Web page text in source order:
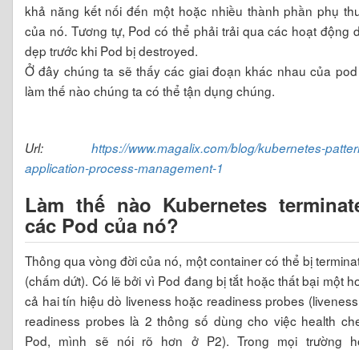
khả năng kết nối đến một hoặc nhiều thành phần phụ
của nó. Tương tự, Pod có thể phải trải qua các hoạt động
dẹp trước khi Pod bị destroyed.
Ở đây chúng ta sẽ thấy các giai đoạn khác nhau của
làm thế nào chúng ta có thể tận dụng chúng.
Url: https://www.magalix.com/blog/kubernetes-
application-process-management-1
Làm thế nào Kubernetes
các Pod của nó?
Thông qua vòng đời của nó, một container có thể bị
(chấm dứt). Có lẽ bởi vì Pod đang bị tắt hoặc thất bại một
cả hai tín hiệu dò liveness hoặc readiness probes
readiness probes là 2 thông số dùng cho việc health
Pod, mình sẽ nói rõ hơn ở P2). Trong mọi trường